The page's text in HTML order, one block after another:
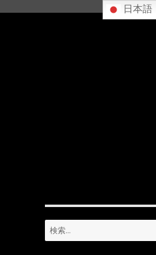
検
索:
日本語